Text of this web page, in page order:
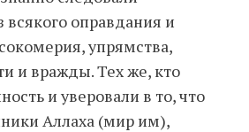
оправдания и
упрямства,
и вражды. Тех же, кто
и уверовали в то, что
Аллаха (мир им),